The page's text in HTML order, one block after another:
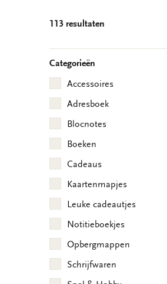
113 resultaten
Categorieën
Accessoires
Adresboek
Blocnotes
Boeken
Cadeaus
Kaartenmapjes
Leuke cadeautjes
Notitieboekjes
Opbergmappen
Schrijfwaren